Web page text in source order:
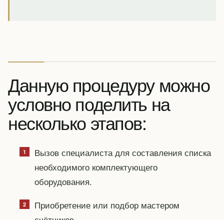
Данную процедуру можно
условно поделить на
несколько этапов:
Вызов специалиста для составления списка
необходимого комплектующего
оборудования.
Приобретение или подбор мастером